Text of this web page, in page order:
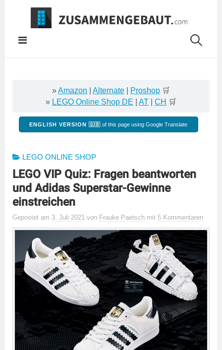
Springe
Inhalt
»Amazon Alternate Proshop 🛒
» LEGO Online Shop DE AT CH 🛒
ENGLISH VERSION 🇬🇧 of this page using Google Translate
LEGO ONLINE SHOP
LEGO VIP Quiz: Fragen beantworten
und Adidas Superstar-Gewinne
einstreichen
Gepostet am 3. Juli 2021 von Frauke Paetsch mit 5 Kommentaren